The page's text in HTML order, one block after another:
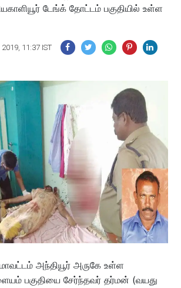
டேங்க் தோட்டம் பகுதியில் உள்ள
11:37 IST
அந்தியூர் அருகே உள்ள
பகுதியை சேர்ந்தவர் தர்மன் (வயது